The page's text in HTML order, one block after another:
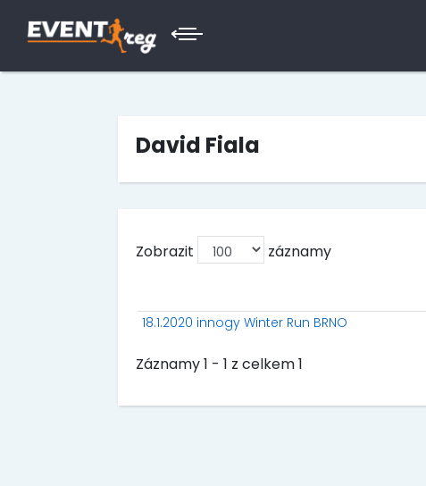
David Fiala
Zobrazit záznamy
18.1.2020 innogy Winter Run BRNO
Záznamy 1 - 1 z celkem 1